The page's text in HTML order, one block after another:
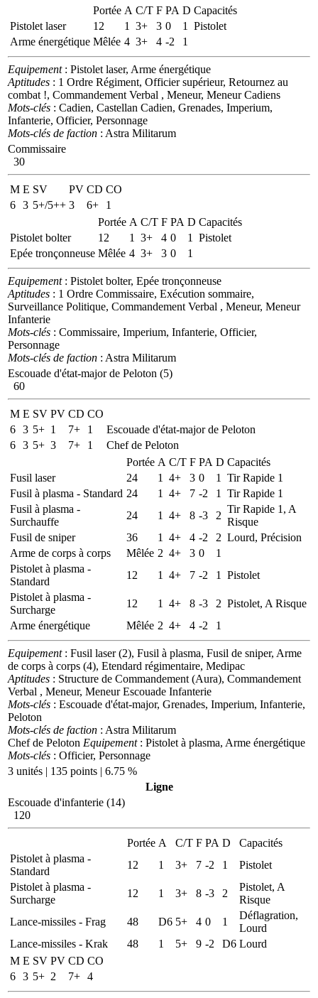
Portée A C/T F PA D Capacités
Pistolet laser
12 1 3+ 3 0 1
Pistolet
Arme énergétique Mêlée 4 3+ 4 -2 1
Equipement: Pistolet laser, Arme énergétique
Aptitudes : 1 Ordre Régiment, Officier supérieur, Retournez au
combat !, Commandement Verbal , Meneur, Meneur Cadiens
Mots-clés : Cadien, Castellan Cadien, Grenades, Imperium,
Infanterie, Officier, Personnage
Mots-clés de faction : Astra Militarum
Commissaire
30
M E SV PV CD CO
6 3 5+/5++ 3 6+
1
Portée A C/T F PA D Capacités
Pistolet bolter
12 1 3+ 4 0 1
Pistolet
Epée tronçonneuse Mêlée 4 3+ 3 0 1
Equipement: Pistolet bolter, Epée tronçonneuse
Aptitudes : 1 Ordre Commissaire, Exécution sommaire,
Surveillance Politique, Commandement Verbal , Meneur, Meneur
Infanterie
Mots-clés : Commissaire, Imperium, Infanterie, Officier,
Personnage
Mots-clés de faction : Astra Militarum
Escouade d'état-major de Peloton (5)
60
M E SV PV CD CO
6 3 5+ 1 7+ 1
Escouade d'état-major de Peloton
6 3 5+ 3 7+ 1
Chef de Peloton
Portée A C/T F PA D Capacités
Fusil laser
24 1 4+ 3 0 1
Tir Rapide 1
Fusil à plasma - Standard 24 1 4+ 7 -2 1
Tir Rapide 1
Fusil à plasma -
Surchauffe
24 1 4+ 8 -3 2
Tir Rapide 1, A
Risque
Fusil de sniper
36 1 4+ 4 -2 2 Lourd, Précision
Arme de corps à corps
Mêlée 2 4+ 3 0
1
Pistolet à plasma -
Standard
12 1 4+ 7 -2 1
Pistolet
Pistolet à plasma -
Surcharge
12 1 4+ 8 -3 2 Pistolet, A Risque
Arme énergétique
Mêlée 2 4+ 4 -2 1
Equipement: Fusil laser (2), Fusil à plasma, Fusil de sniper, Arme
de corps à corps (4), Etendard régimentaire, Medipac
Aptitudes : Structure de Commandement (Aura), Commandement
Verbal , Meneur, Meneur Escouade Infanterie
Mots-clés : Escouade d'état-major, Grenades, Imperium, Infanterie,
Peloton
Mots-clés de faction : Astra Militarum
Chef de Peloton Equipement: Pistolet à plasma, Arme énergétique
Mots-clés : Officier, Personnage
3 unités | 135 points | 6.75 %
Ligne
Escouade d'infanterie (14)
120
Portée A C/T F PA D
Capacités
Pistolet à plasma -
Standard
12 1 3+ 7 -2 1
Pistolet
Pistolet à plasma -
Surcharge
12 1 3+ 8 -3 2
Pistolet, A
Risque
Lance-missiles - Frag
48 D6 5+ 4 0 1
Déflagration,
Lourd
Lance-missiles - Krak
48 1 5+ 9 -2 D6 Lourd
M E SV PV CD CO
6 3 5+ 2 7+ 4